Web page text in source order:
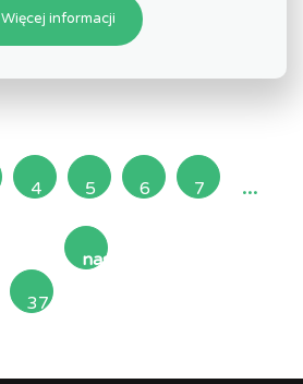
Więcej informacji
4 5 6 7 ...
37
następna